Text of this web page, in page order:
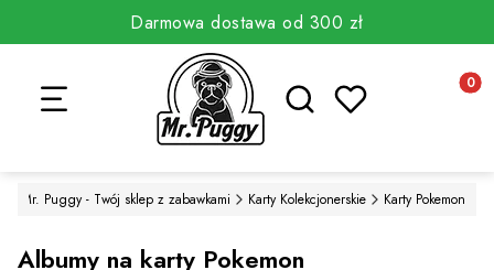
Darmowa dostawa od 300 zł
Otwórz wyszukiwarkę
Mr. Puggy - Twój sklep z zabawkami Karty Kolekcjonerskie Karty Pokemon
Albumy na karty Pokemon